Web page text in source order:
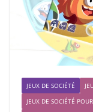
JEUX DE SOCIÉTÉ
JEUX DE SOCIÉTÉ